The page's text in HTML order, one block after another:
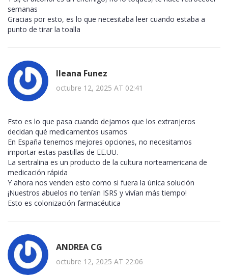
semanas
Gracias por esto, es lo que necesitaba leer cuando estaba a
punto de tirar la toalla
Ileana Funez
octubre 12, 2025 AT 02:41
Esto es lo que pasa cuando dejamos que los extranjeros
decidan qué medicamentos usamos
En España tenemos mejores opciones, no necesitamos
importar estas pastillas de EE.UU.
La sertralina es un producto de la cultura norteamericana de
medicación rápida
Y ahora nos venden esto como si fuera la única solución
¡Nuestros abuelos no tenían ISRS y vivían más tiempo!
Esto es colonización farmacéutica
ANDREA CG
octubre 12, 2025 AT 22:06